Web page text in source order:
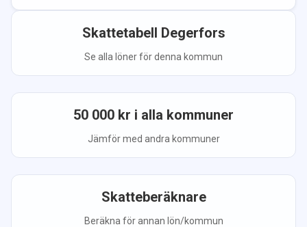
Skattetabell Degerfors
Se alla löner för denna kommun
50 000 kr i alla kommuner
Jämför med andra kommuner
Skatteberäknare
Beräkna för annan lön/kommun